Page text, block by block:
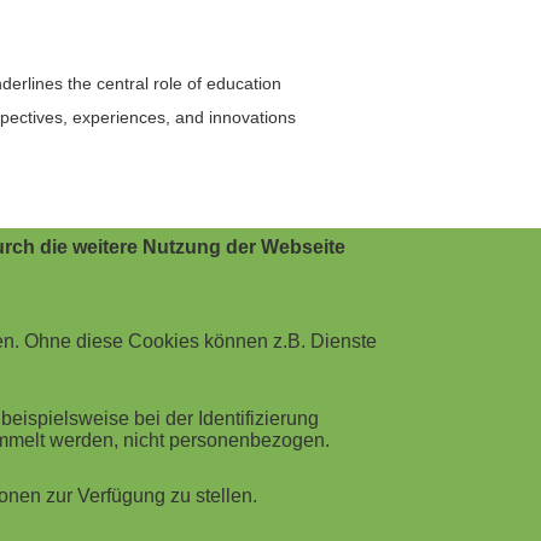
the central role of education
experiences, and innovations
die weitere Nutzung der Webseite
Ohne diese Cookies können z.B. Dienste
bei der Identifizierung
werden, nicht personenbezogen.
zur Verfügung zu stellen.